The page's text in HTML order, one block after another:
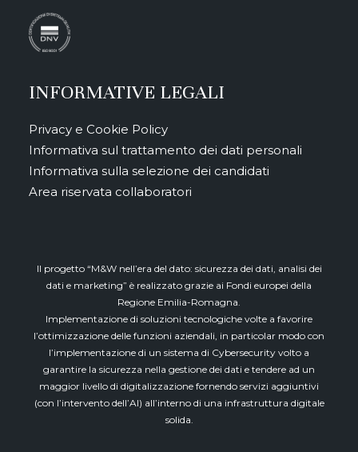
INFORMATIVE LEGALI
Privacy e Cookie Policy
Informativa sul trattamento dei dati personali
Informativa sulla selezione dei candidati
Area riservata collaboratori
Il progetto “M&W nell’era del dato: sicurezza dei dati, analisi dei
dati e marketing” è realizzato grazie ai Fondi europei della
Regione Emilia-Romagna.
Implementazione di soluzioni tecnologiche volte a favorire
l’ottimizzazione delle funzioni aziendali, in particolar modo con
l’implementazione di un sistema di Cybersecurity volto a
garantire la sicurezza nella gestione dei dati e tendere ad un
maggior livello di digitalizzazione fornendo servizi aggiuntivi
(con l’intervento dell’AI) all’interno di una infrastruttura digitale
solida.